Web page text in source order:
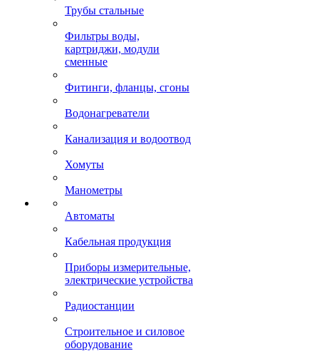
Трубы стальные
Фильтры воды,
картриджи, модули
сменные
Фитинги, фланцы, сгоны
Водонагреватели
Канализация и водоотвод
Хомуты
Манометры
Автоматы
Кабельная продукция
Приборы измерительные,
электрические устройства
Радиостанции
Строительное и силовое
оборудование